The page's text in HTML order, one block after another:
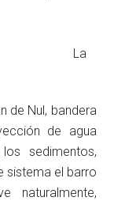
La
de Nul, bandera
de agua
sedimentos,
sistema el barro